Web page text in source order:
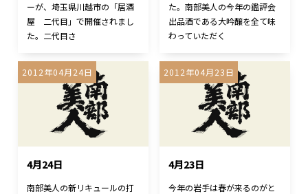
ーが、埼玉県川越市の「居酒
屋 二代目」で開催されまし
た。二代目さ
た。南部美人の今年の鑑評会
出品酒である大吟醸を全て味
わっていただく
2012年04月24日
4月24日
南部美人の新リキュールの打
2012年04月23日
4月23日
今年の岩手は春が来るのがと